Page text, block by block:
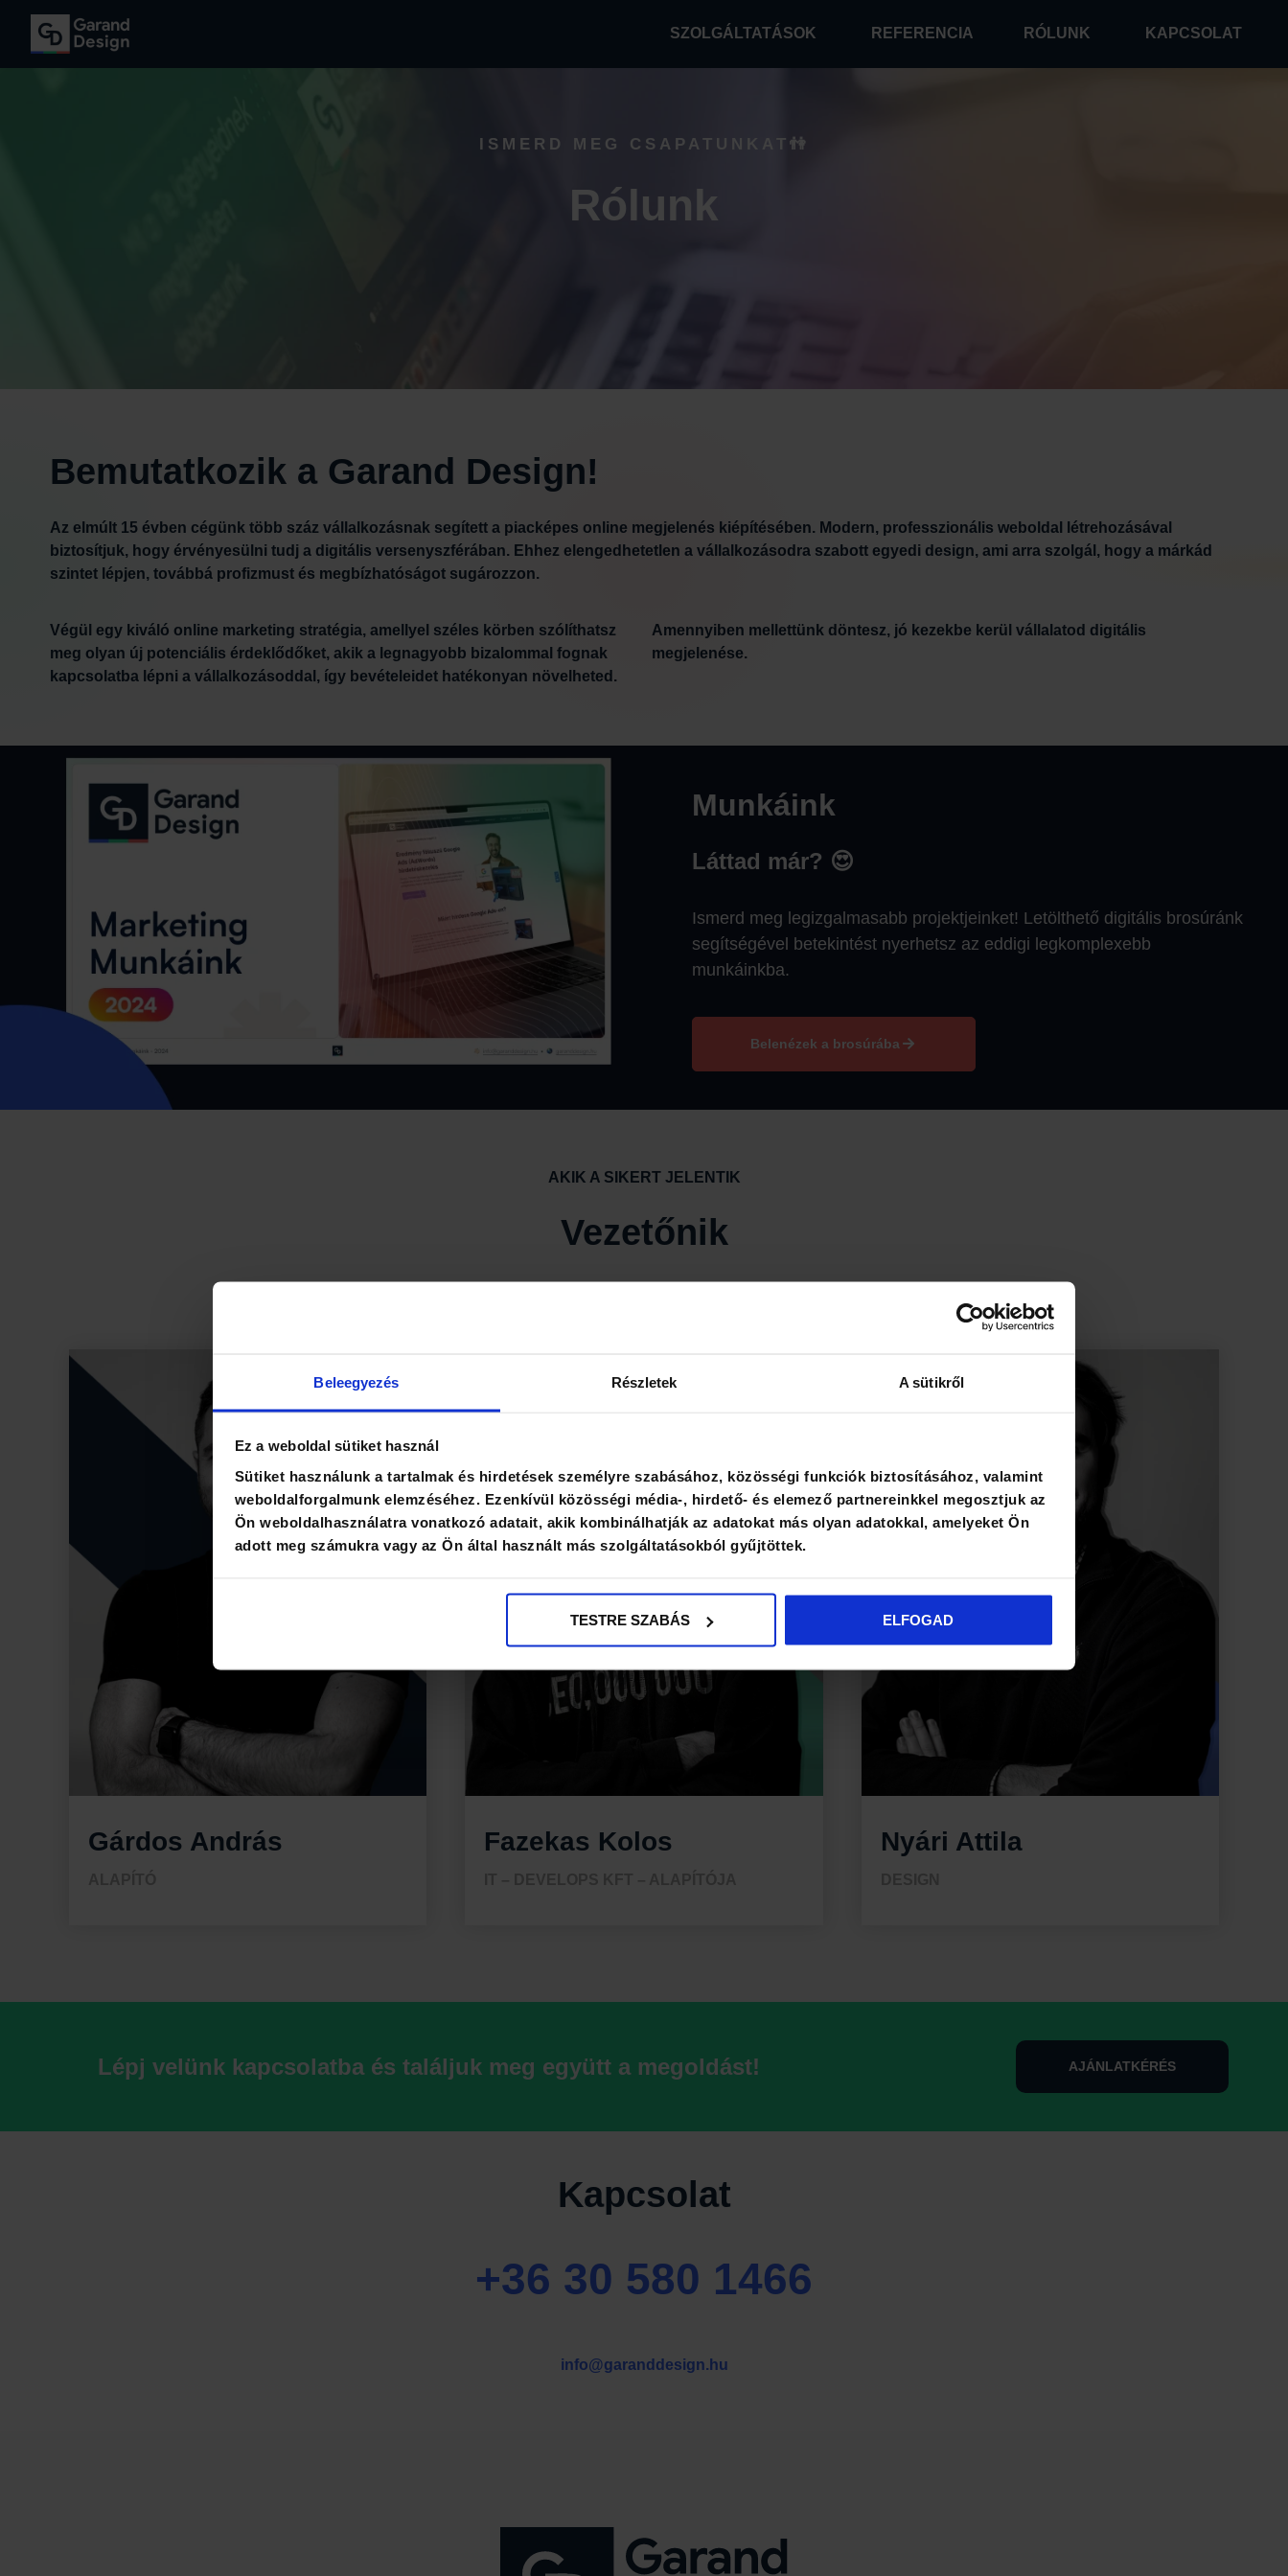
Beleegyezés Részletek A sütikről
Ez a weboldal sütiket használ
Sütiket használunk a tartalmak és hirdetések személyre szabásához, közösségi funkciók biztosításához, valamint
weboldalforgalmunk elemzéséhez. Ezenkívül közösségi média-, hirdető- és elemező partnereinkkel megosztjuk az
Ön weboldalhasználatra vonatkozó adatait, akik kombinálhatják az adatokat más olyan adatokkal, amelyeket Ön
adott meg számukra vagy az Ön által használt más szolgáltatásokból gyűjtöttek.
TESTRE SZABÁS ELFOGAD
SZOLGÁLTATÁSOK REFERENCIA RÓLUNK KAPCSOLAT
ISMERD MEG CSAPATUNKAT👫
Rólunk
Bemutatkozik a Garand Design!
Az elmúlt 15 évben cégünk több száz vállalkozásnak segített a piacképes online megjelenés kiépítésében. Modern, professzionális weboldal létrehozásával
biztosítjuk, hogy érvényesülni tudj a digitális versenyszférában. Ehhez elengedhetetlen a vállalkozásodra szabott egyedi design, ami arra szolgál, hogy a márkád
szintet lépjen, továbbá profizmust és megbízhatóságot sugározzon.
Végül egy kiváló online marketing stratégia, amellyel széles körben szólíthatsz
meg olyan új potenciális érdeklődőket, akik a legnagyobb bizalommal fognak
kapcsolatba lépni a vállalkozásoddal, így bevételeidet hatékonyan növelheted.
Amennyiben mellettünk döntesz, jó kezekbe kerül vállalatod digitális
megjelenése.
Munkáink
Láttad már? 😍
Ismerd meg legizgalmasabb projektjeinket! Letölthető digitális brosúránk
segítségével betekintést nyerhetsz az eddigi legkomplexebb
munkáinkba.
Belenézek a brosúrába
AKIK A SIKERT JELENTIK
Vezetőnik
Gárdos András Fazekas Kolos Nyári Attila
Lépj velünk kapcsolatba és találjuk meg együtt a megoldást! AJÁNLATKÉRÉS
Kapcsolat
+36 30 580 1466
info@garanddesign.hu